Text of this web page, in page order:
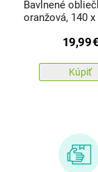
Bavlnené
oranžová, 140 x
19,99€
Kúpiť